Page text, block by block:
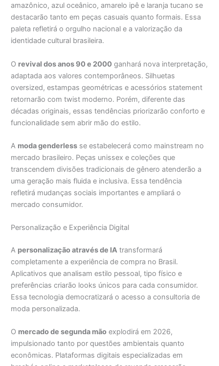
amazônico, azul oceânico, amarelo ipê e laranja tucano se
destacarão tanto em peças casuais quanto formais. Essa
paleta refletirá o orgulho nacional e a valorização da
identidade cultural brasileira.
O revival dos anos 90 e 2000 ganhará nova interpretação,
adaptada aos valores contemporâneos. Silhuetas
oversized, estampas geométricas e acessórios statement
retornarão com twist moderno. Porém, diferente das
décadas originais, essas tendências priorizarão conforto e
funcionalidade sem abrir mão do estilo.
A moda genderless se estabelecerá como mainstream no
mercado brasileiro. Peças unissex e coleções que
transcendem divisões tradicionais de gênero atenderão a
uma geração mais fluida e inclusiva. Essa tendência
refletirá mudanças sociais importantes e ampliará o
mercado consumidor.
Personalização e Experiência Digital
A personalização através de IA transformará
completamente a experiência de compra no Brasil.
Aplicativos que analisam estilo pessoal, tipo físico e
preferências criarão looks únicos para cada consumidor.
Essa tecnologia democratizará o acesso a consultoria de
moda personalizada.
O mercado de segunda mão explodirá em 2026,
impulsionado tanto por questões ambientais quanto
econômicas. Plataformas digitais especializadas em